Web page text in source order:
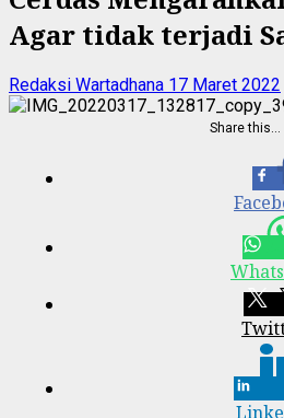
Agar tidak terjadi
Redaksi Wartadhana 17 Maret 2022
Share this…